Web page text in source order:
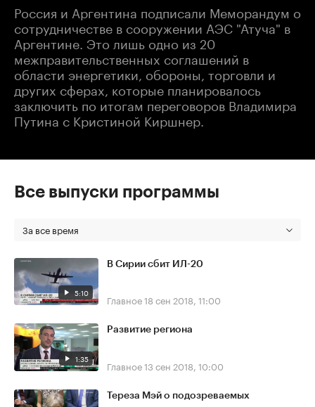
Россия и Аргентина подписали Меморандум о
сотрудничестве в сооружении АЭС "Атуча" в
Аргентине. Это лишь одно из 20
межправительственных соглашений в
области энергетики, обороны, торговли и
других сферах, которые планировалось
заключить по итогам переговоров Владимира
Путина с Кристиной Киршнер.
Все выпуски программы
За все время
5:10
В Сирии сбит ИЛ-20
Главное18 сен 2018, 11:00
1:35
Развитие региона
Главное13 сен 2018, 10:00
Тереза Мэй о подозреваемых